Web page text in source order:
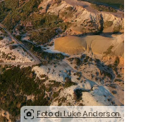
Foto di Luke Anderson.